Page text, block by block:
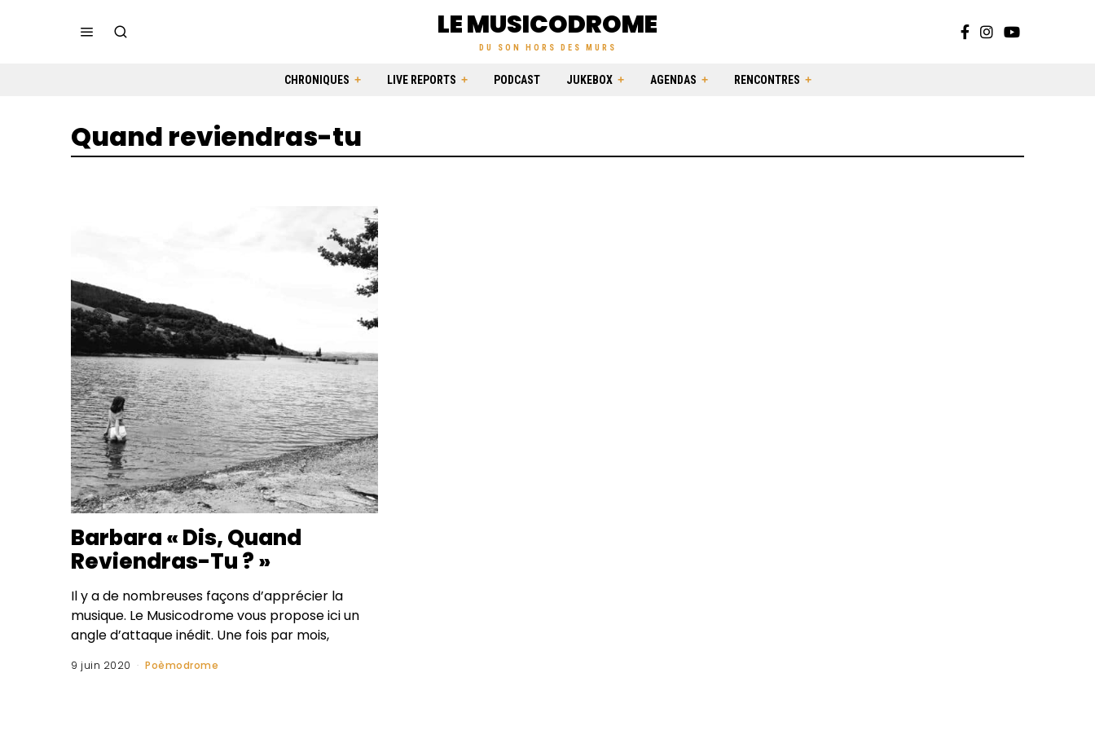
LE MUSICODROME
DU SON HORS DES MURS
CHRONIQUES LIVE REPORTS PODCAST JUKEBOX AGENDAS RENCONTRES
Quand reviendras-tu
Barbara « Dis, Quand
Reviendras-Tu ? »
Il y a de nombreuses façons d’apprécier la
musique. Le Musicodrome vous propose ici un
angle d’attaque inédit. Une fois par mois,
9 juin 2020 Poèmodrome